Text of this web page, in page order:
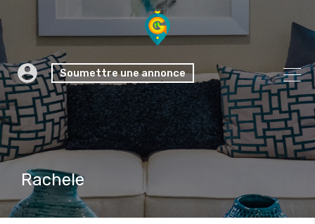
Soumettre une annonce
Rachele